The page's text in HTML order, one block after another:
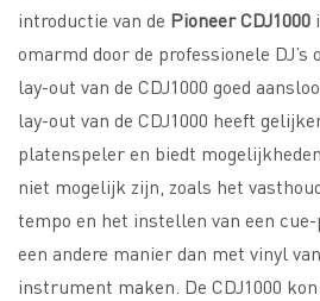
introductie van de Pioneer CDJ1000
omarmd door de professionele DJ’s
lay-out van de CDJ1000 goed
lay-out van de CDJ1000 heeft
platenspeler en biedt
niet mogelijk zijn, zoals het
tempo en het instellen van een
een andere manier dan met vinyl
instrument maken. De CDJ1000